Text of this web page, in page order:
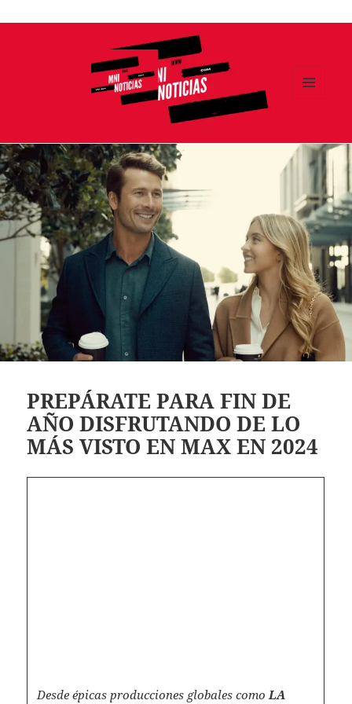
Ir
PREPÁRATE PARA FIN DE
AÑO DISFRUTANDO DE LO
MÁS VISTO EN MAX EN 2024
Desde épicas producciones globales como LA